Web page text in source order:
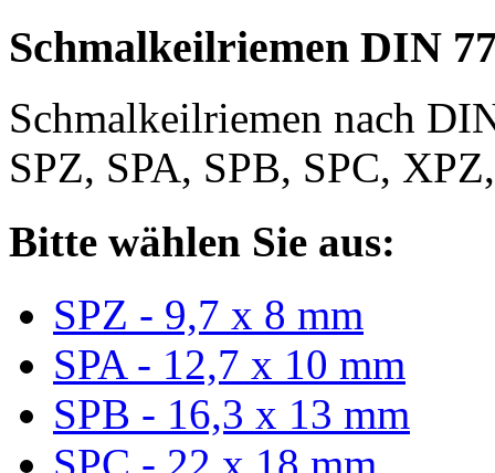
Schmalkeilriemen DIN
Schmalkeilriemen nach
SPZ, SPA, SPB, SPC,
Bitte wählen Sie aus:
SPZ - 9,7 x 8 mm
SPA - 12,7 x 10 mm
SPB - 16,3 x 13 mm